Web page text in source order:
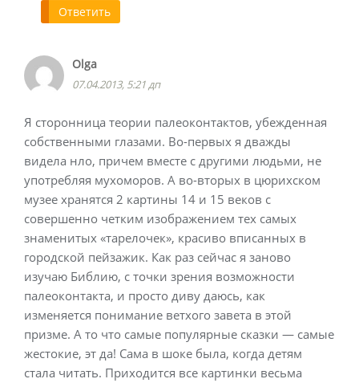
Ответить
Olga
07.04.2013, 5:21 дп
Я сторонница теории палеоконтактов, убежденная
собственными глазами. Во-первых я дважды
видела нло, причем вместе с другими людьми, не
употребляя мухоморов. А во-вторых в цюрихском
музее хранятся 2 картины 14 и 15 веков с
совершенно четким изображением тех самых
знаменитых «тарелочек», красиво вписанных в
городской пейзажик. Как раз сейчас я заново
изучаю Библию, с точки зрения возможности
палеоконтакта, и просто диву даюсь, как
изменяется понимание ветхого завета в этой
призме. А то что самые популярные сказки — самые
жестокие, эт да! Сама в шоке была, когда детям
стала читать. Приходится все картинки весьма